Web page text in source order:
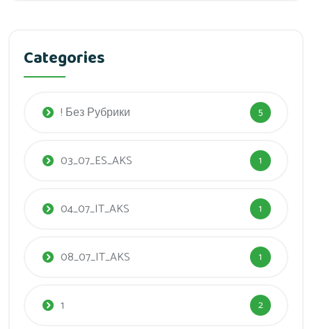
Categories
! Без Рубрики 5
03_07_ES_AKS 1
04_07_IT_AKS 1
08_07_IT_AKS 1
1 2